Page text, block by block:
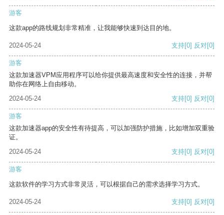
游客
这款app的路线规划非常精准，让我能够快速到达目的地。
2024-05-24 支持[0] 反对[0]
游客
这款加速器VPM应用程序可以给你提供最高速度和安全性的连接，并帮
助你在网络上自由移动。
2024-05-24
支持[0] 反对[0]
游客
这款加速器app的安全性有待提高，可以加强防护措施，比如增加双重验
证。
2024-05-24
支持[0] 反对[0]
游客
这款软件的学习方式非常灵活，可以根据自己的需求选择学习方式。
2024-05-24 支持[0] 反对[0]